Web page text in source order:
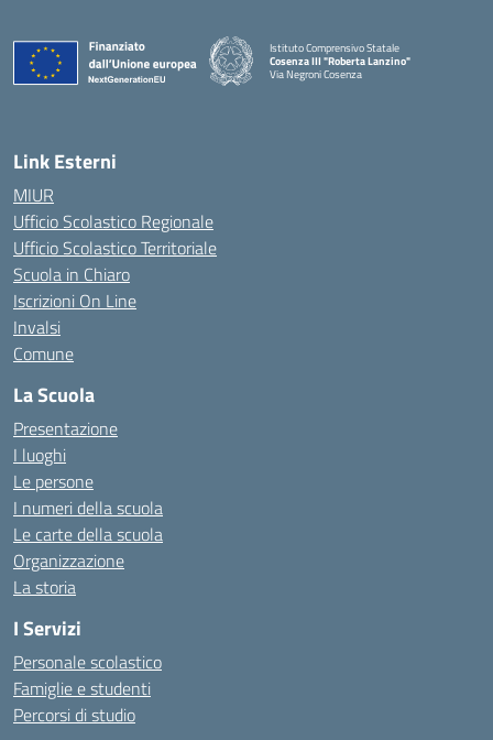
Istituto Comprensivo Statale
Cosenza III "Roberta Lanzino"
Via Negroni Cosenza
— Visita la pagina iniziale della scuola
Link Esterni
MIUR
Ufficio Scolastico Regionale
Ufficio Scolastico Territoriale
Scuola in Chiaro
Iscrizioni On Line
Invalsi
Comune
La Scuola
Presentazione
I luoghi
Le persone
I numeri della scuola
Le carte della scuola
Organizzazione
La storia
I Servizi
Personale scolastico
Famiglie e studenti
Percorsi di studio